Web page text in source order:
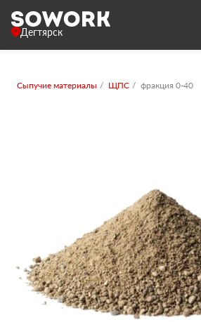
Дегтярск
Сыпучие материалы ЩПС фракция 0-40